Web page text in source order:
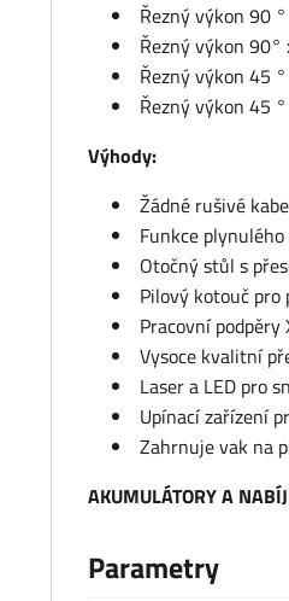
Řezný výkon 90
Řezný výkon
Řezný výkon 45
Řezný výkon 45
Výhody:
Žádné rušivé
Funkce
Otočný stůl s
Pilový kotouč pro
Pracovní
Vysoce kvalitní
Laser a LED pro
Upínací zařízení
Zahrnuje vak na
AKUMULÁTORY A
Parametry